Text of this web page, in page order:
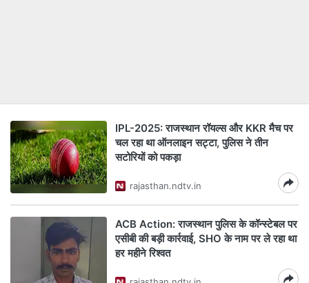
IPL-2025: राजस्‍थान रॉयल्‍स और KKR मैच पर
चल रहा था ऑनलाइन सट्टा, पुल‍िस ने तीन
सटोर‍ियों को पकड़ा
rajasthan.ndtv.in
ACB Action: राजस्थान पुलिस के कॉन्स्टेबल पर
एसीबी की बड़ी कार्रवाई, SHO के नाम पर ले रहा था
हर महीने रिश्वत